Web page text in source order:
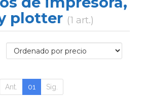
plotter (1 art.)
Ant. 01 Sig.